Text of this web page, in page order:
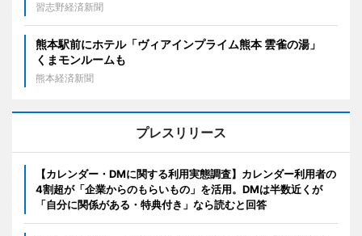
習志野経済新聞
熊本駅前にホテル「ヴィアインプライム熊本 雲雀の湯」
くまモンルームも
熊本経済新聞
プレスリリース
【カレンダー・DMに関する利用実態調査】カレンダー利用者の
4割超が「企業からのもらいもの」を活用。DMは半数近くが
「自分に関係がある・特典付き」なら読むと回答